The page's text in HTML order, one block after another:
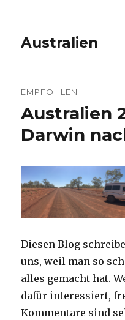
Australien
EMPFOHLEN
Australien
Darwin
Diesen Blog
uns, weil man so
alles gemacht hat.
dafür interessiert,
Kommentare sind